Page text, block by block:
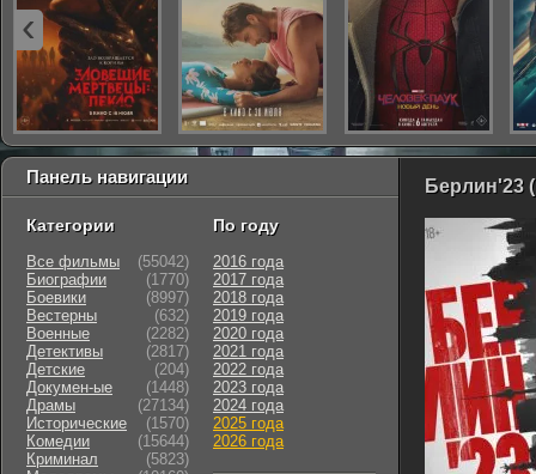
Берлин'23
Панель навигации
Категории
Все фильмы
(55042)
Биографии
(1770)
Боевики
(8997)
Вестерны
(632)
Военные
(2282)
Детективы
(2817)
Детские
(204)
Докумен-ые
(1448)
Драмы
(27134)
Исторические
(1570)
Комедии
(15644)
Криминал
(5823)
По году
2016 года
2017 года
2018 года
2019 года
2020 года
2021 года
2022 года
2023 года
2024 года
2025 года
2026 года
‹